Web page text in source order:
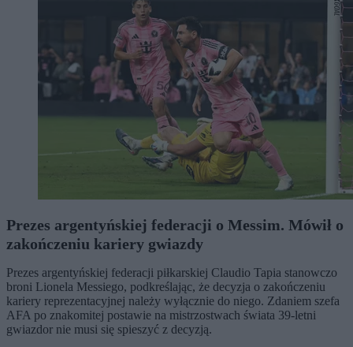
Prezes argentyńskiej federacji o Messim. Mówił o
zakończeniu kariery gwiazdy
Prezes argentyńskiej federacji piłkarskiej Claudio Tapia stanowczo
broni Lionela Messiego, podkreślając, że decyzja o zakończeniu
kariery reprezentacyjnej należy wyłącznie do niego. Zdaniem szefa
AFA po znakomitej postawie na mistrzostwach świata 39-letni
gwiazdor nie musi się spieszyć z decyzją.